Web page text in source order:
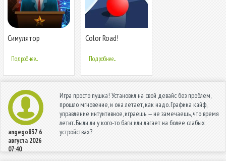
Симулятор
Подробнее...
Color Road!
Подробнее...
angego837 6
августа 2026
07:40
Игра просто пушка! Установил на свой девайс без проблем,
прошло мгновение, и она летает, как надо. Графика кайф,
управление интуитивное, играешь — не замечаешь, что время
летит. Были ли у кого-то баги или лагает на более слабых
устройствах?